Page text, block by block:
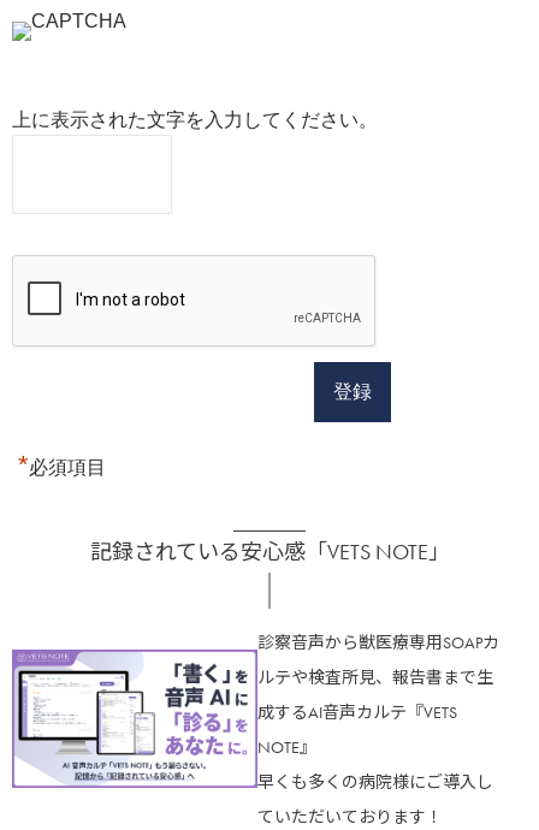
上に表示された文字を入力してください。
*必須項目
記録されている安心感「VETS NOTE」
診察音声から獣医療専用SOAPカ
ルテや検査所見、報告書まで生
成するAI音声カルテ『VETS
NOTE』
早くも多くの病院様にご導入し
ていただいております！